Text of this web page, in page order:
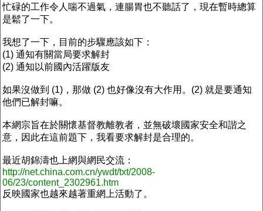
忙碌的工作令人喘不過氣，連腸胃也不聽話了，現在暫時總算
是鬆了一下。
我想了一下，目前的步驟應該如下：
(1) 通知有關當局要求解封
(2) 通知以前國內活躍版友
如果沒做到 (1)，那做 (2) 也好像沒有大作用。(2) 就是要通知
他們已解封嘛。
本網宗旨在於關懷基督教離教者，並無破壞國家安全和諧之
意，因此在這前題下，我看要求解封是合理的。
最近胡錦濤也上網與網民交流：
http://net.china.com.cn/ywdt/txt/2008-
06/23/content_2302961.htm
反映國家也越來越著重網上活動了。